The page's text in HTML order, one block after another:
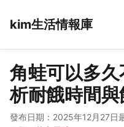
kim生活情報庫
角蛙可以多
析耐餓時間
發布日期：2025年12月27日